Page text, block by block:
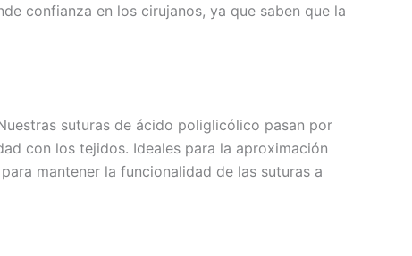
confianza en los cirujanos, ya que saben que la
suturas de ácido poliglicólico pasan por
con los tejidos. Ideales para la aproximación
mantener la funcionalidad de las suturas a